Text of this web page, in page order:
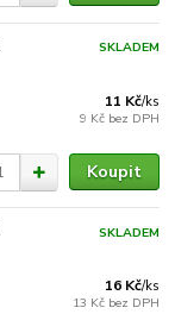
11 Kč/ks
9 Kč bez DPH
SKLADEM
Koupit
16 Kč/ks
13 Kč bez DPH
SKLADEM